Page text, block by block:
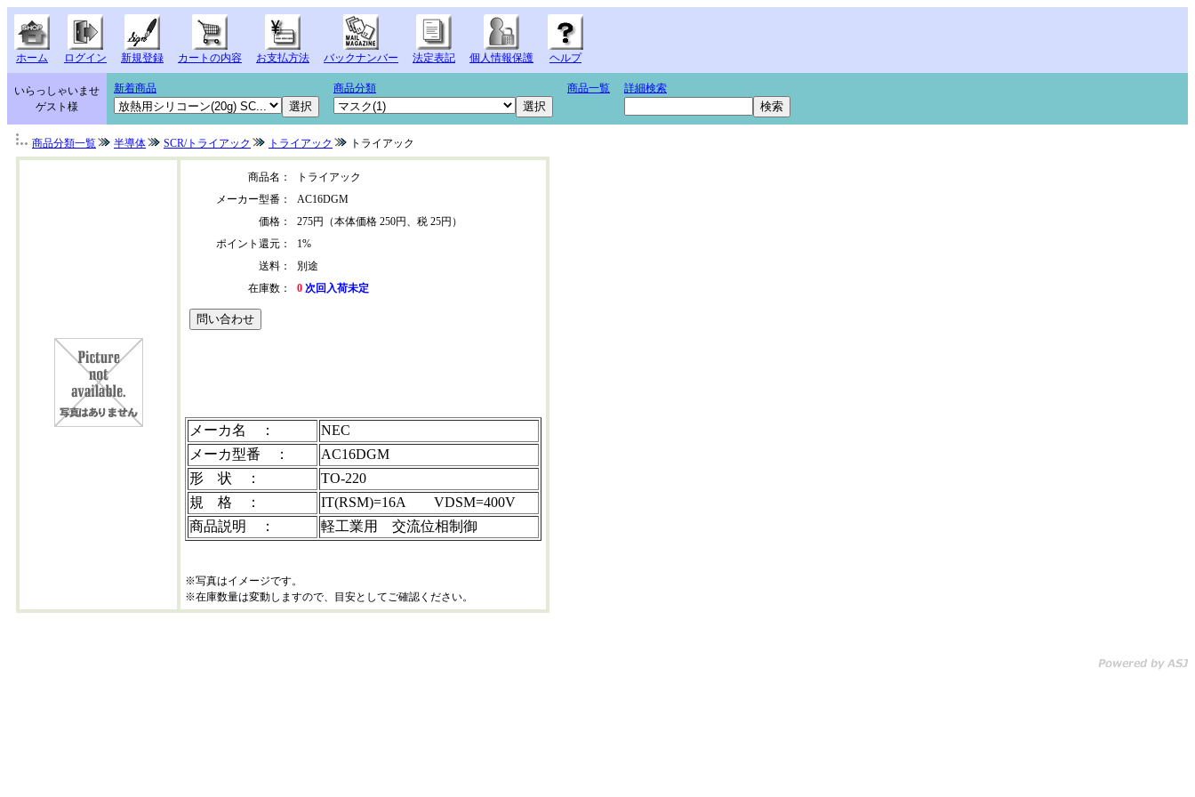
ホーム ログイン 新規登録 カートの内容 お支払方法 バックナンバー 法定表記 個人情報保護 ヘルプ
いらっしゃいませ
ゲスト様
新着商品 商品分類 商品一覧 詳細検索
商品分類一覧 半導体 SCR/トライアック トライアック トライアック
商品名：
トライアック
メーカー型番：
AC16DGM
価格：
275円（本体価格 250円、税 25円）
ポイント還元：
1%
送料：
別途
在庫数：
0 次回入荷未定
メーカ名 ：
NEC
メーカ型番 ：
AC16DGM
形 状 ：
TO-220
規 格 ：
IT(RSM)=16A VDSM=400V
商品説明 ：
軽工業用 交流位相制御
※写真はイメージです。
※在庫数量は変動しますので、目安としてご確認ください。